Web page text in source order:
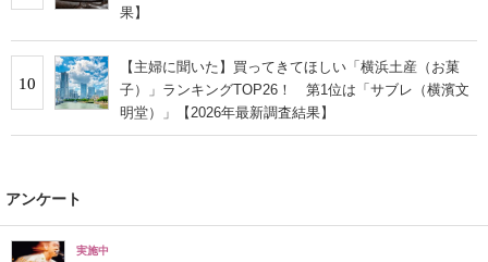
果】
10
【主婦に聞いた】買ってきてほしい「横浜土産（お菓
子）」ランキングTOP26！ 第1位は「サブレ（横濱文
明堂）」【2026年最新調査結果】
アンケート
実施中